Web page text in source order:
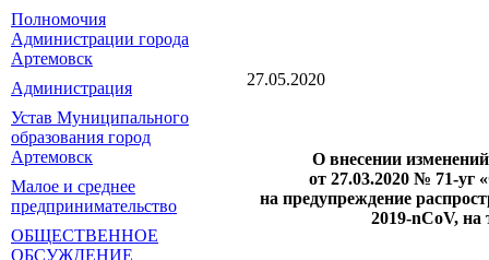
Полномочия
Администрации города
Артемовск
Администрация
Устав Муниципального
образования город
Артемовск
Малое и среднее
предпринимательство
ОБЩЕСТВЕННОЕ
ОБСУЖДЕНИЕ
27.05.2020
О внесении
от 27.03.2020 № 71-уг
на предупреждение
2019-nCoV, на